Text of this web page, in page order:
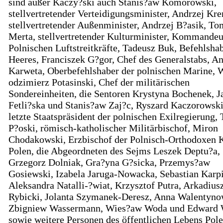
stellvertretender Verteidigungsminister, Andrzej
stellvertretender Außenminister, Andrzej B?asik,
Merta, stellvertretender Kulturminister,
Polnischen Luftstreitkräfte, Tadeusz Buk,
Heeres, Franciszek G?gor, Chef des Generalstabs,
Karweta, Oberbefehlshaber der polnischen Marine,
odzimierz Potasinski, Chef der militärischen
Sondereinheiten, die Sentoren Krystyna Bochenek,
Fetli?ska und Stanis?aw Zaj?c, Ryszard
letzte Staatspräsident der polnischen Exilregierung,
P?oski, römisch-katholischer Militärbischof, Miron
Chodakowski, Erzbischof der Polnisch-Orthodoxen
Polen, die Abgeordneten des Sejms Leszek Deptu?a,
Grzegorz Dolniak, Gra?yna G?sicka, Przemys?aw
Gosiewski, Izabela Jaruga-Nowacka, Sebastian
Aleksandra Natalli-?wiat, Krzysztof Putra,
Rybicki, Jolanta Szymanek-Deresz, Anna
Zbigniew Wassermann, Wies?aw Woda und Edward
sowie weitere Personen des öffentlichen Lebens